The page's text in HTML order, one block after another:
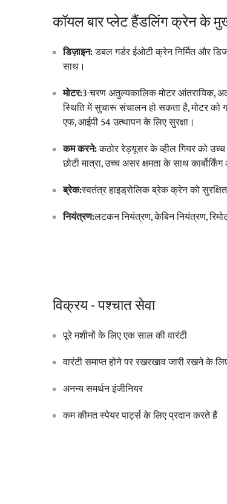
कॉयल बार प्लेट हैंडलिंग क्रेन के
डिज़ाइन:डबल गर्डर ईओटी क्रेन निर्मित और
साथ।
मोटर:3-चरण अतुल्यकालिक मोटर आंतरायिक,
स्थिति में सुचारू संचालन हो सकता है, मोटर
एफ, आईपी 54 उत्थापन के लिए सुरक्षा।
कम करने:कठोर रेड्यूसर के व्हील गियर को उच्च
छोटी मात्रा, उच्च असर क्षमता के साथ कार्बोर्किंग
ब्रेक:स्वतंत्र हाइड्रोलिक ब्रेक क्रेन को
नियंत्रण:लटकन नियंत्रण, केबिन नियंत्रण,
विक्रय - पश्चात सेवा
पूरे मशीनों के लिए एक साल की वारंटी
वारंटी समाप्त होने पर रखरखाव जारी रखने के
अनन्य समर्थन इंजीनियर
कम कीमत स्पेयर पार्ट्स के लिए प्रदान करते हैं